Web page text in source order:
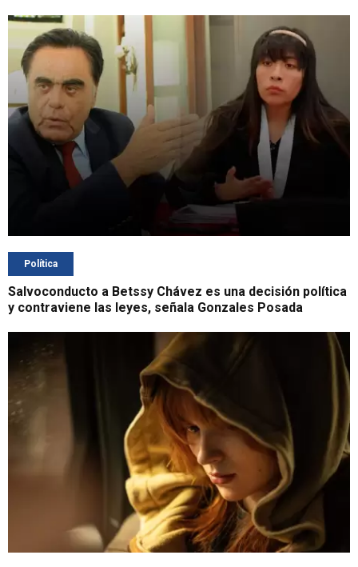
Política
Salvoconducto a Betssy Chávez es una decisión política
y contraviene las leyes, señala Gonzales Posada